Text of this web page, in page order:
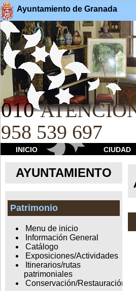
Ayuntamiento de Granada
010
958 539 697
INICIO CIUDAD
AYUNTAMIENTO
Patrimonio
Menu de inicio
Información General
Catálogo
Exposiciones/Actividades
Itinerarios/rutas
patrimoniales
Conservación/Restauración